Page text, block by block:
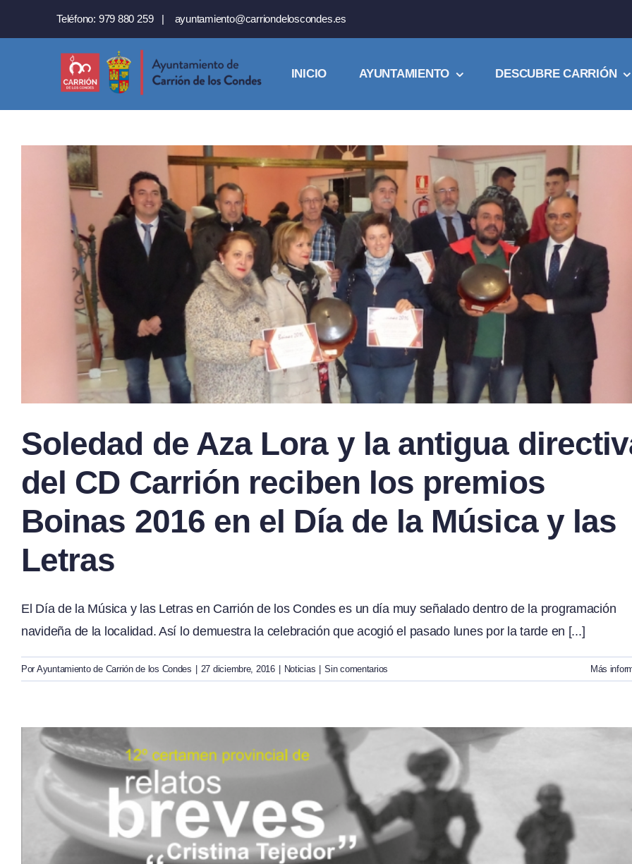
Teléfono: 979 880 259 | ayuntamiento@carriondeloscondes.es
INICIO AYUNTAMIENTO DESCUBRE CARRIÓN
Soledad de Aza Lora y la antigua
del CD Carrión reciben los premios
Boinas 2016 en el Día de la Música y las
Letras
El Día de la Música y las Letras en Carrión de los Condes es un día muy señalado dentro de la programación
navideña de la localidad. Así lo demuestra la celebración que acogió el pasado lunes por la tarde en [...]
Por Ayuntamiento de Carrión de los Condes 27 diciembre, 2016 Noticias Sin comentarios Más